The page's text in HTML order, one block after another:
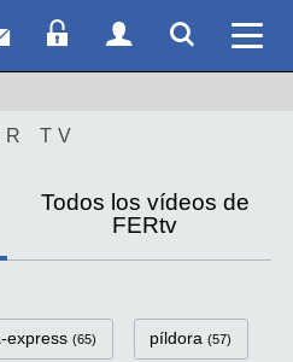
Correo webAcceso Socios
Acceso
TV
Todos los vídeos de
FERtv
vídeo Express
express (65) píldora (57)